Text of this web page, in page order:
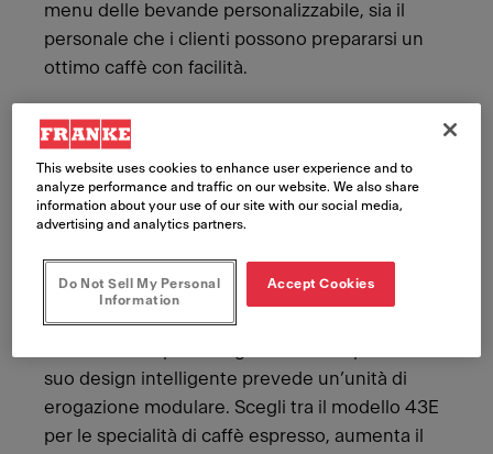
menu delle bevande personalizzabile, sia il
personale che i clienti possono prepararsi un
ottimo caffè con facilità.
Design all’avanguardia
suo design intelligente prevede un’unità di
erogazione modulare. Scegli tra il modello 43E
per le specialità di caffè espresso, aumenta il
This website uses cookies to enhance user experience and to
analyze performance and traffic on our website. We also share
information about your use of our site with our social media,
advertising and analytics partners.
Do Not Sell My Personal
Information
Accept Cookies